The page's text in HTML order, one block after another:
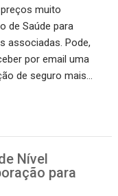
preços muito
de Saúde para
associadas. Pode,
por email uma
de seguro mais…
Nível
para